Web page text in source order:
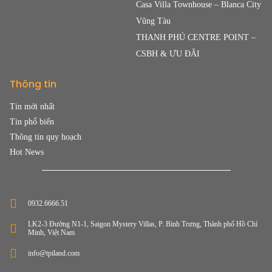
Casa Villa Townhouse – Blanca City
Vũng Tàu
THANH PHÚ CENTRE POINT –
CSBH & ƯU ĐÃI
Thông tin
Tin mới nhất
Tin phổ biến
Thông tin quy hoạch
Hot News
0932.6666.51
LK2-3 Đường N1-1, Saigon Mystery Villas, P. Bình Trưng, Thành phố Hồ Chí
Minh, Việt Nam
info@tpiland.com